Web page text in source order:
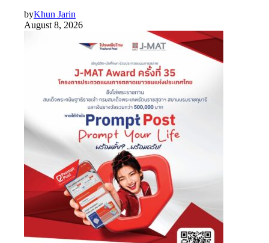
byKhun Jarin
August 8, 2026